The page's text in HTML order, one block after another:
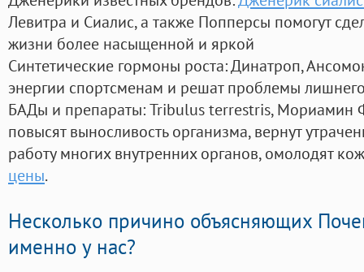
Левитра и Сиалис, а также Попперсы помогут
жизни более насыщенной и яркой
Синтетические гормоны роста: Динатроп,
энергии спортсменам и решат проблемы
БАДы и препараты:Tribulus terrestris, Мориамин
повысят выносливость организма, вернут
работу многих внутренних органов, омолодят
цены.
Несколько причино объясняющих
именно у нас?